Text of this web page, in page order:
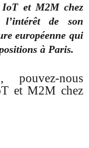
IoT et M2M chez
de son
européenne qui
à Paris.
pouvez-nous
et M2M chez